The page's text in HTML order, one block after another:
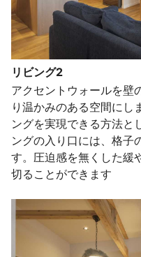
リビング2
アクセントウォールを壁
り温かみのある空間にし
ングを実現できる方法と
ングの入り口には、格子
す。圧迫感を無くした緩
切ることができます